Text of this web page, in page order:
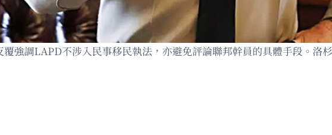
強調LAPD不涉入民事移民執法，亦避免評論聯邦幹員的具體手段。洛